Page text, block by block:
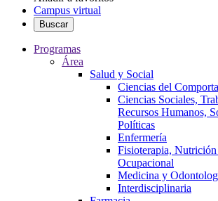
Campus virtual
Buscar
Programas
Área
Salud y Social
Ciencias del
Ciencias Sociales,
Recursos Humanos,
Políticas
Enfermería
Fisioterapia,
Ocupacional
Medicina y
Interdisciplinaria